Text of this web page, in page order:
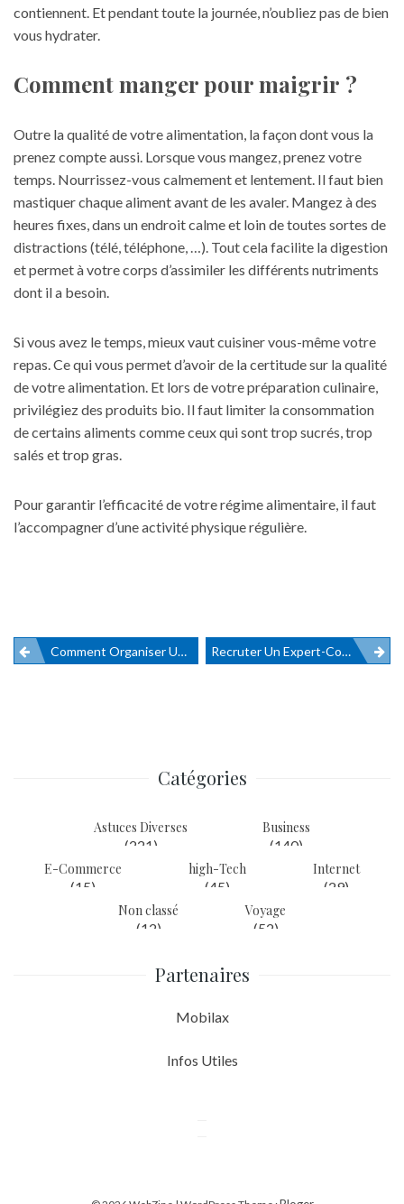
contiennent. Et pendant toute la journée, n’oubliez pas de bien
vous hydrater.
Comment manger pour maigrir ?
Outre la qualité de votre alimentation, la façon dont vous la
prenez compte aussi. Lorsque vous mangez, prenez votre
temps. Nourrissez-vous calmement et lentement. Il faut bien
mastiquer chaque aliment avant de les avaler. Mangez à des
heures fixes, dans un endroit calme et loin de toutes sortes de
distractions (télé, téléphone, …). Tout cela facilite la digestion
et permet à votre corps d’assimiler les différents nutriments
dont il a besoin.
Si vous avez le temps, mieux vaut cuisiner vous-même votre
repas. Ce qui vous permet d’avoir de la certitude sur la qualité
de votre alimentation. Et lors de votre préparation culinaire,
privilégiez des produits bio. Il faut limiter la consommation
de certains aliments comme ceux qui sont trop sucrés, trop
salés et trop gras.
Pour garantir l’efficacité de votre régime alimentaire, il faut
l’accompagner d’une activité physique régulière.
Navigation
Comment Organiser Un Séjour Scolaire En École Primaire ? Recruter Un Expert-Comptable Dans La Ville D’Ixelles
Catégories
Astuces Diverses
(221)
Business
(140)
E-Commerce
(15)
high-Tech
(45)
Internet
(29)
Non classé
(12)
Voyage
(52)
Partenaires
Mobilax
Infos Utiles